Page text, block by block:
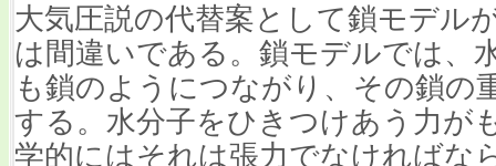
大気圧説の代替案として鎖モデル
は間違いである。鎖モデルでは、
も鎖のようにつながり、その鎖の
する。水分子をひきつけあう力が
学的にはそれは張力でなければな